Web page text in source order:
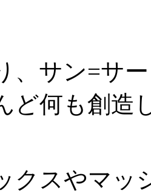
、サン=サ
ど何も創造
クスやマッ